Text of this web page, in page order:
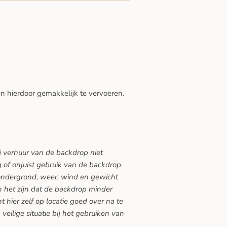
hierdoor gemakkelijk te vervoeren.
van de backdrop niet
onjuist gebruik van de backdrop.
weer, wind en gewicht
het zijn dat de backdrop minder
hier zelf op locatie goed over na te
situatie bij het gebruiken van